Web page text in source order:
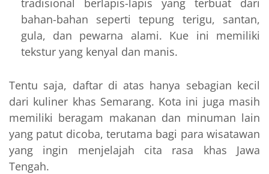
bahan-bahan seperti tepung terigu, santan,
gula, dan pewarna alami. Kue ini memiliki
tekstur yang kenyal dan manis.
Tentu saja, daftar di atas hanya sebagian kecil
dari kuliner khas Semarang. Kota ini juga masih
memiliki beragam makanan dan minuman lain
yang patut dicoba, terutama bagi para wisatawan
yang ingin menjelajah cita rasa khas Jawa
Tengah.